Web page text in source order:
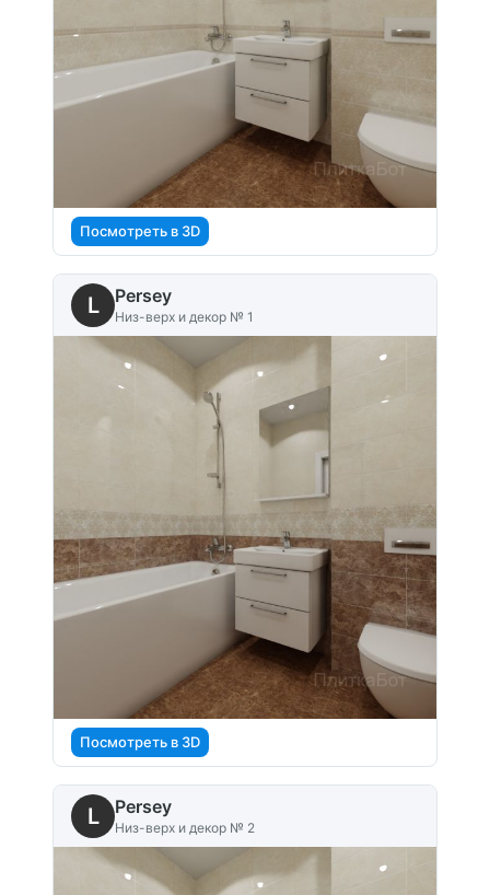
Посмотреть в 3D
L Persey
Низ-верх и декор № 1
Посмотреть в 3D
L Persey
Низ-верх и декор № 2